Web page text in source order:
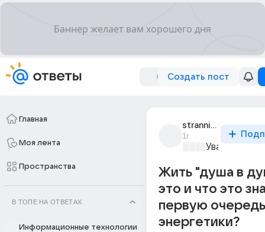
Создать пост
Главная
Моя лента
Пространства
В ТОПЕ НА ОТВЕТАХ
Информационные технологии
strannik17
1г
Уважаемый
Жить "душа в
это и что это
первую
энергетики?